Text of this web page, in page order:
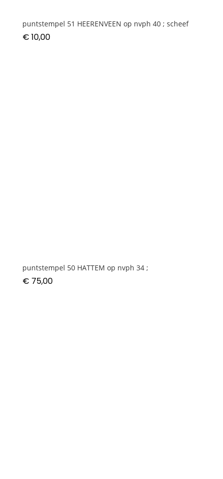
puntstempel 51 HEERENVEEN op nvph 40 ; scheef
€ 10,00
puntstempel 50 HATTEM op nvph 34 ;
€ 75,00